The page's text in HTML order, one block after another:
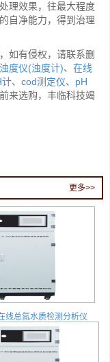
理效果，往最大程度
自净能力，得到治理
如有侵权，请联系删
浊度仪(浊度计)、 在线
计、 cod测定仪、 pH
来选购，丰临科技竭
更多>>
线总氮水质检测分析仪